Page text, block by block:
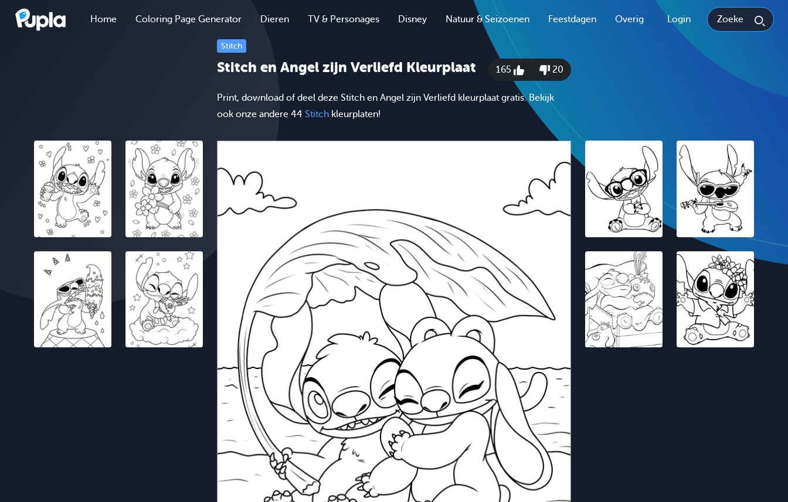
Home Coloring Page Generator Dieren TV & Personages Disney Natuur & Seizoenen Feestdagen Overig Login
Stitch
Stitch en Angel zijn Verliefd Kleurplaat 165 20
Print, download of deel deze Stitch en Angel zijn Verliefd kleurplaat gratis. Bekijk
ook onze andere 44 Stitch kleurplaten!